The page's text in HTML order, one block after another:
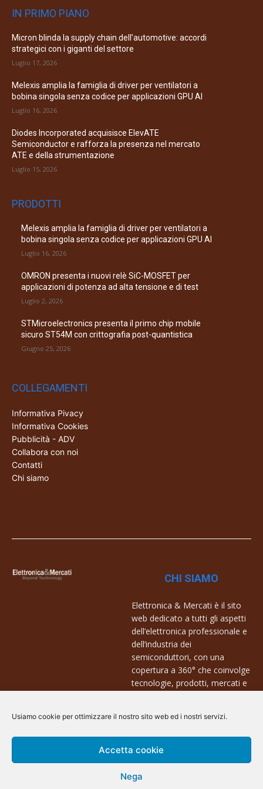
Usiamo cookie per ottimizzare il nostro sito web ed i nostri servizi.
Accetta cookie
Nega
IN PRIMO PIANO
Micron blinda la supply chain dell’automotive: accordi
strategici con i giganti del settore
Luglio 17, 2026
Melexis amplia la famiglia di driver per ventilatori a
bobina singola senza codice per applicazioni GPU AI
Luglio 16, 2026
Diodes Incorporated acquisisce ElevATE
Semiconductor e rafforza la presenza nel mercato
ATE e della strumentazione
Luglio 15, 2026
PRODOTTI
Melexis amplia la famiglia di driver per ventilatori a
bobina singola senza codice per applicazioni GPU AI
Luglio 16, 2026
OMRON presenta i nuovi relè SiC-MOSFET per
applicazioni di potenza ad alta tensione e di test
Luglio 2, 2026
STMicroelectronics presenta il primo chip mobile
sicuro ST54M con crittografia post-quantistica
Giugno 25, 2026
COLLEGAMENTI
Informativa Pivacy
Informativa Cookies
Pubblicità - ADV
Collabora con noi
Contatti
Chi siamo
CHI SIAMO
Elettronica & Mercati è il sito
web dedicato a tutti gli aspetti
dell’elettronica professionale e
dell’industria dei
semiconduttori, con una
copertura a 360° che coinvolge
tecnologie, prodotti, mercati e
Contatti:
info@arscommunication.it